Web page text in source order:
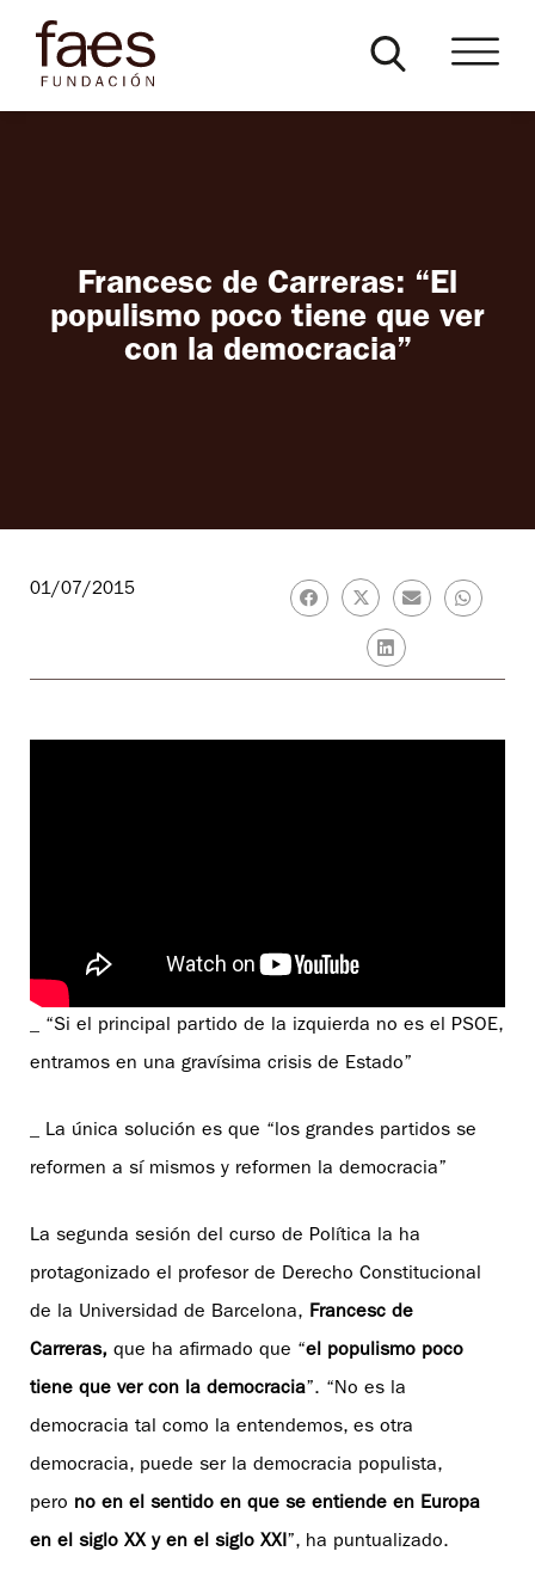
Francesc de Carreras: “El
populismo poco tiene que ver
con la democracia”
01/07/2015
_ “Si el principal partido de la izquierda no es el PSOE,
entramos en una gravísima crisis de Estado”
_ La única solución es que “los grandes partidos se
reformen a sí mismos y reformen la democracia”
La segunda sesión del curso de Política la ha
protagonizado el profesor de Derecho Constitucional
de la Universidad de Barcelona, Francesc de
Carreras, que ha afirmado que “el populismo poco
tiene que ver con la democracia”. “No es la
democracia tal como la entendemos, es otra
democracia, puede ser la democracia populista,
pero no en el sentido en que se entiende en Europa
en el siglo XX y en el siglo XXI”, ha puntualizado.